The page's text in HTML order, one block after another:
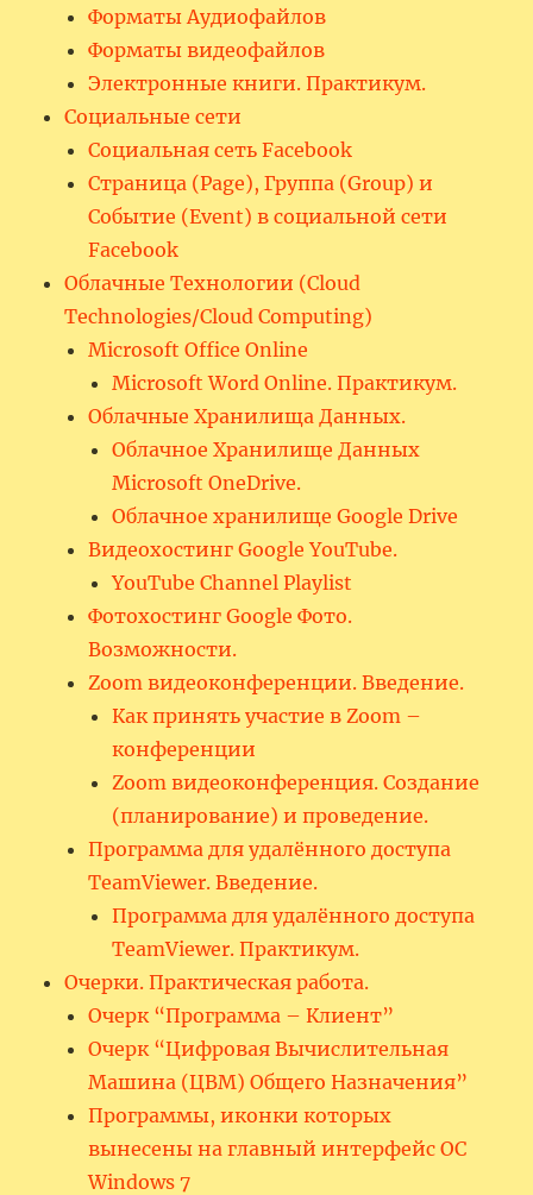
Форматы Аудиофайлов
Форматы видеофайлов
Электронные книги. Практикум.
Социальные сети
Социальная сеть Facebook
Страница (Page), Группа (Group) и
Событие (Event) в социальной сети
Facebook
Облачные Технологии (Cloud
Technologies/Cloud Computing)
Microsoft Office Online
Microsoft Word Online. Практикум.
Облачные Хранилища Данных.
Облачное Хранилище Данных
Microsoft OneDrive.
Облачное хранилище Google Drive
Видеохостинг Google YouTube.
YouTube Channel Playlist
Фотохостинг Google Фото.
Возможности.
Zoom видеоконференции. Введение.
Как принять участие в Zoom –
конференции
Zoom видеоконференция. Создание
(планирование) и проведение.
Программа для удалённого доступа
TeamViewer. Введение.
Программа для удалённого доступа
TeamViewer. Практикум.
Очерки. Практическая работа.
Очерк “Программа – Клиент”
Очерк “Цифровая Вычислительная
Машина (ЦВМ) Общего Назначения”
Программы, иконки которых
вынесены на главный интерфейс ОС
Windows 7